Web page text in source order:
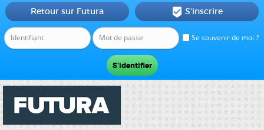
Se souvenir de moi ?
Retour sur Futura  S'inscrire